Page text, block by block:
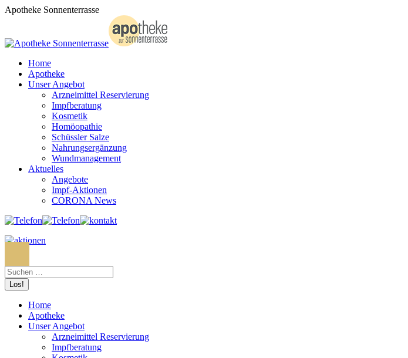
Zum
Apotheke Sonnenterrasse
Home
Apotheke
Unser Angebot
Arzneimittel Reservierung
Impfberatung
Kosmetik
Homöopathie
Schüssler Salze
Nahrungsergänzung
Wundmanagement
Aktuelles
Angebote
Impf-Aktionen
CORONA News
Home
Apotheke
Unser Angebot
Arzneimittel Reservierung
Impfberatung